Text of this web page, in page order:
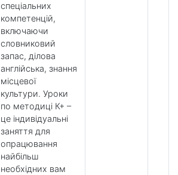
спеціальних
компетенцій,
включаючи
словниковий
запас, ділова
англійська, знання
місцевої
культури. Уроки
по методиці К+ –
це індивідуальні
заняття для
опрацювання
найбільш
необхідних вам